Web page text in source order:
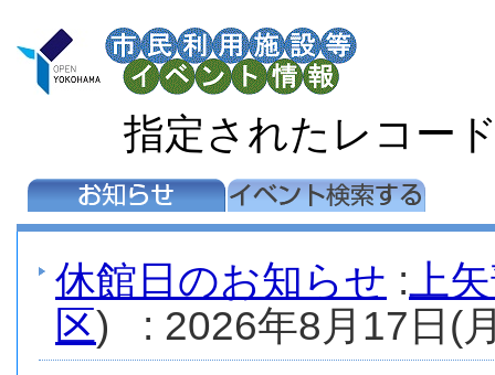
指定されたレコー
休館日のお知らせ : 上
区) : 2026年8月17日(